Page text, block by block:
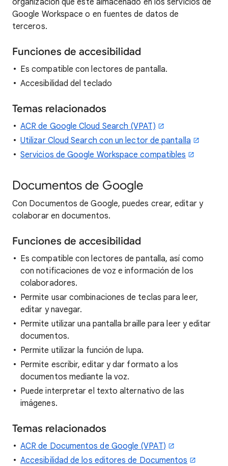
organización que esté almacenado en los servicios de
Google Workspace o en fuentes de datos de
terceros.
Funciones de accesibilidad
Es compatible con lectores de pantalla.
Accesibilidad del teclado
Temas relacionados
ACR de Google Cloud Search (VPAT)
Utilizar Cloud Search con un lector de pantalla
Servicios de Google Workspace compatibles
Documentos de Google
Con Documentos de Google, puedes crear, editar y
colaborar en documentos.
Funciones de accesibilidad
Es compatible con lectores de pantalla, así como
con notificaciones de voz e información de los
colaboradores.
Permite usar combinaciones de teclas para leer,
editar y navegar.
Permite utilizar una pantalla braille para leer y editar
documentos.
Permite utilizar la función de lupa.
Permite escribir, editar y dar formato a los
documentos mediante la voz.
Puede interpretar el texto alternativo de las
imágenes.
Temas relacionados
ACR de Documentos de Google (VPAT)
Accesibilidad de los editores de Documentos